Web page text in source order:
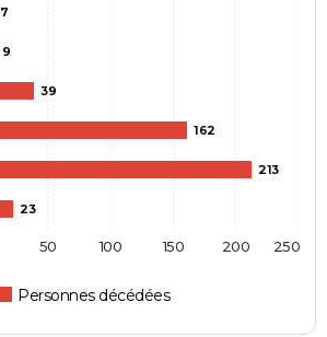
7
9
39
162
213
23
Personnes décédées
50 100 150 200 250